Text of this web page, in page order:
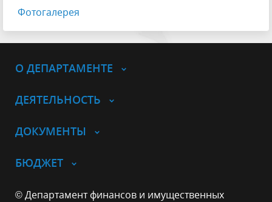
Фотогалерея
О ДЕПАРТАМЕНТЕ
ДЕЯТЕЛЬНОСТЬ
ДОКУМЕНТЫ
БЮДЖЕТ
© Департамент финансов и имущественных